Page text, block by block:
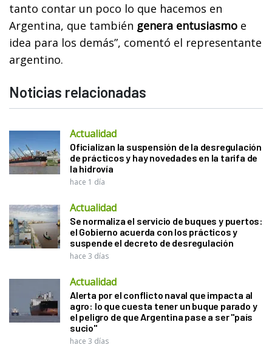
tanto contar un poco lo que hacemos en
Argentina, que también genera entusiasmo e
idea para los demás”, comentó el representante
argentino.
Noticias relacionadas
Actualidad
Oficializan la suspensión de la desregulación
de prácticos y hay novedades en la tarifa de
la hidrovía
hace 1 día
Actualidad
Se normaliza el servicio de buques y puertos:
el Gobierno acuerda con los prácticos y
suspende el decreto de desregulación
hace 3 días
Actualidad
Alerta por el conflicto naval que impacta al
agro: lo que cuesta tener un buque parado y
el peligro de que Argentina pase a ser "país
sucio"
hace 3 días